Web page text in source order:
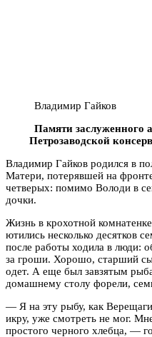
Владимир Гайков
Памяти заслуженного
Петрозаводской
Владимир Гайков родился в
Матери, потерявшей на
четверых: помимо Володи в
дочки.
Жизнь в крохотной
ютились несколько десятков
после работы ходила в люди:
за гроши. Хорошо, старший
одет. А еще был завзятым
домашнему столу форели,
— Я на эту рыбу, как
икру, уже смотреть не мог.
простого черного хлебца, —